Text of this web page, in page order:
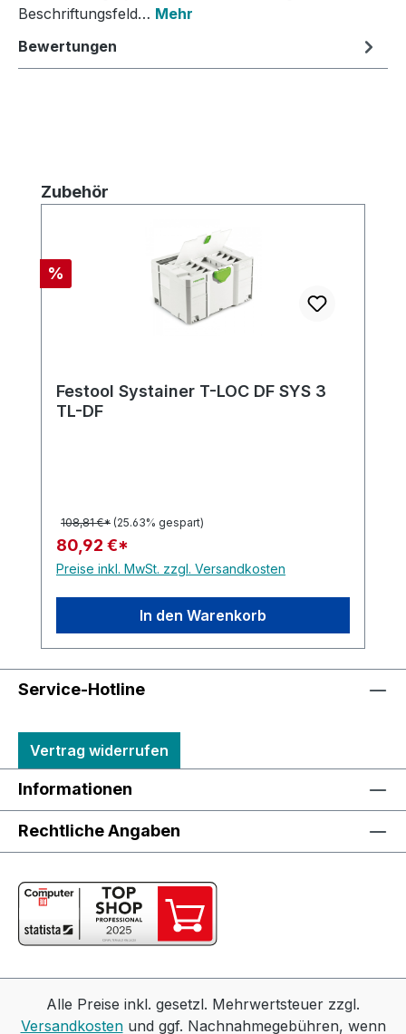
Beschriftungsfeld… Mehr
Bewertungen
Produktgalerie überspringen
Zubehör
Rabatt
%
Festool Systainer T-LOC DF SYS 3
TL-DF
108,81 €* (25.63% gespart)
80,92 €*
Preise inkl. MwSt. zzgl. Versandkosten
In den Warenkorb
Service-Hotline
Vertrag widerrufen
Informationen
Rechtliche Angaben
Alle Preise inkl. gesetzl. Mehrwertsteuer zzgl.
Versandkostenund ggf. Nachnahmegebühren, wenn